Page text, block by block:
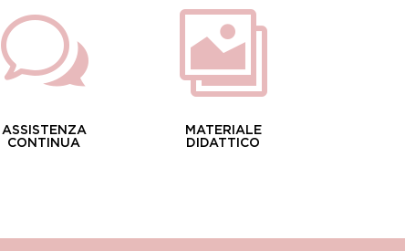
w
ASSISTENZA
CONTINUA

MATERIALE
DIDATTICO